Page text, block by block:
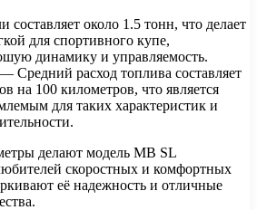
около 1.5 тонн, что делает
для спортивного купе,
динамику и управляемость.
— Средний расход топлива составляет
на 100 километров, что является
для таких характеристик и
делают модель MB SL
скоростных и комфортных
её надежность и отличные